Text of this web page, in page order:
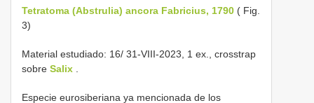
Tetratoma (Abstrulia) ancora Fabricius, 1790 ( Fig.
3)
Material estudiado: 16/ 31-VIII-2023, 1 ex., crosstrap
sobre Salix
Especie eurosiberiana ya mencionada de los